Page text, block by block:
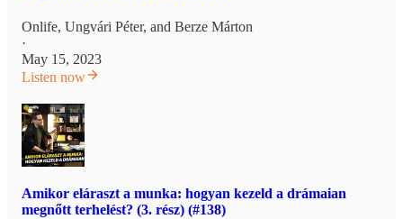
Onlife, Ungvári Péter, and Berze Márton
·
May 15, 2023
Listen now
Amikor eláraszt a munka: hogyan kezeld a drámaian
megnőtt terhelést? (3. rész) (#138)